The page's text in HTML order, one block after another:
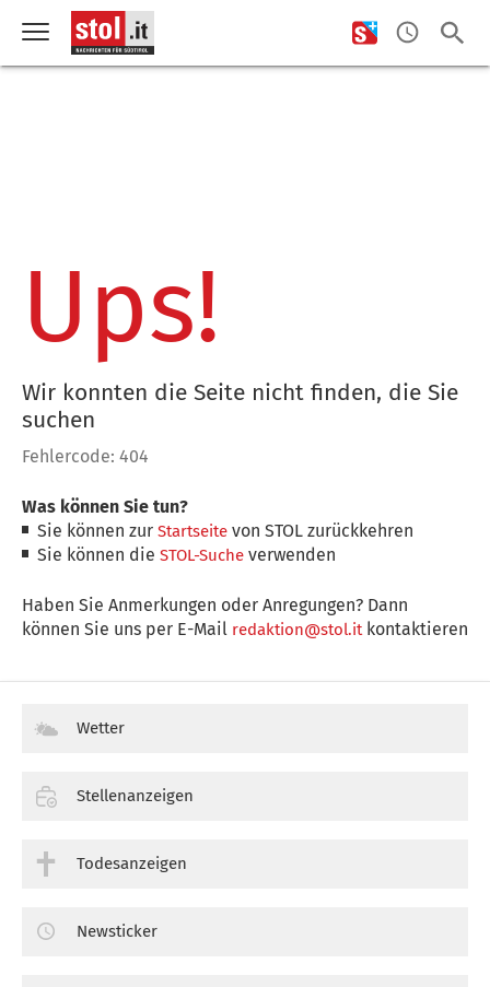
Ups!
Wir konnten die Seite nicht finden, die Sie
suchen
Fehlercode: 404
Was können Sie tun?
Sie können zurStartseite von STOL zurückkehren
Sie können dieSTOL-Suche verwenden
Haben Sie Anmerkungen oder Anregungen? Dann
können Sie uns per E-Mail redaktion@stol.itkontaktieren
Wetter
Stellenanzeigen
Todesanzeigen
Newsticker